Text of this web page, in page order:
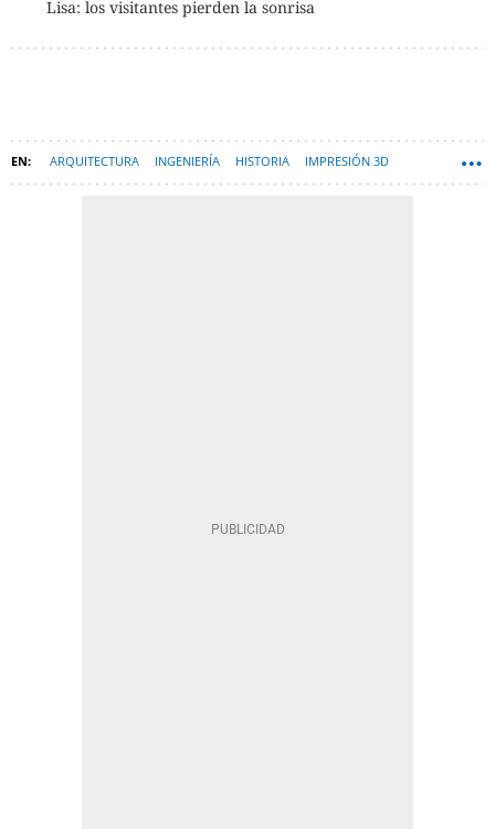
Lisa: los visitantes pierden la sonrisa
ARQUITECTURA INGENIERÍA HISTORIA IMPRESIÓN 3D